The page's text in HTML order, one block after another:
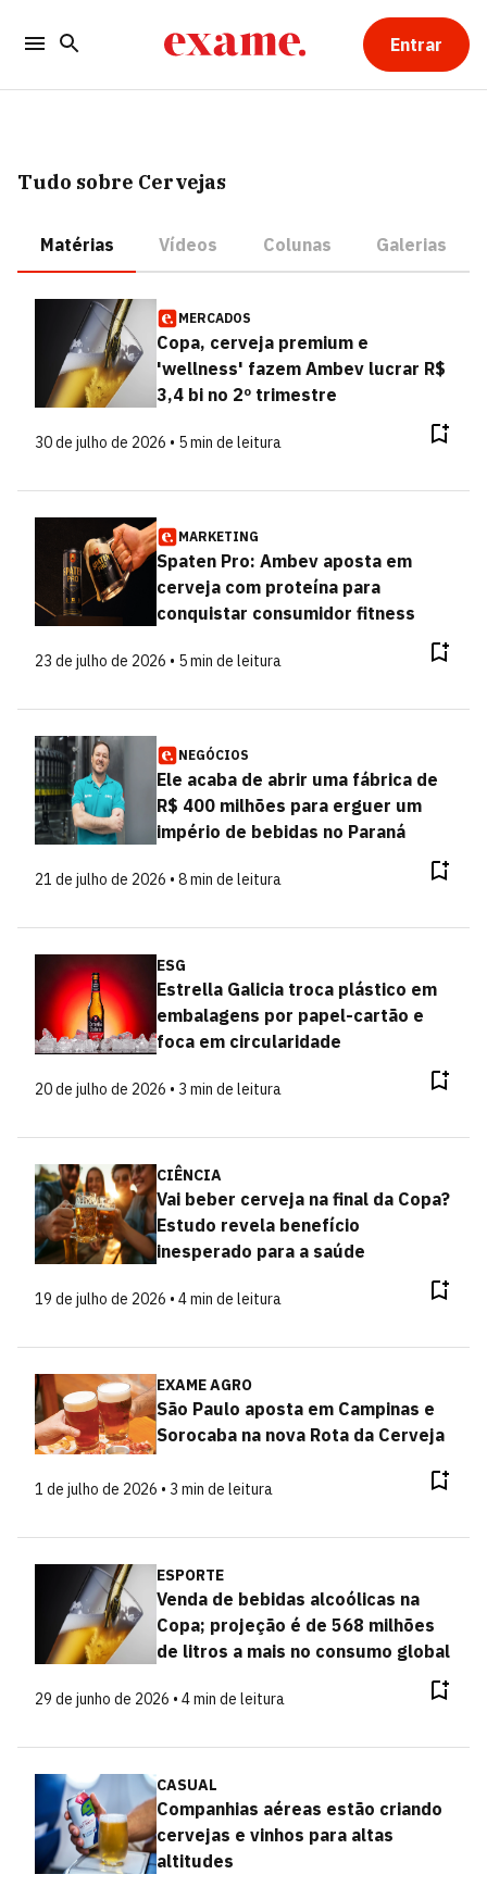
Entrar
Tudo sobre Cervejas
Matérias Vídeos Colunas Galerias
MERCADOS
Copa, cerveja premium e
'wellness' fazem Ambev lucrar R$
3,4 bi no 2º trimestre
30 de julho de 2026 • 5 min de leitura
MARKETING
Spaten Pro: Ambev aposta em
cerveja com proteína para
conquistar consumidor fitness
23 de julho de 2026 • 5 min de leitura
NEGÓCIOS
Ele acaba de abrir uma fábrica de
R$ 400 milhões para erguer um
império de bebidas no Paraná
21 de julho de 2026 • 8 min de leitura
ESG
Estrella Galicia troca plástico em
embalagens por papel-cartão e
foca em circularidade
20 de julho de 2026 • 3 min de leitura
CIÊNCIA
Vai beber cerveja na final da Copa?
Estudo revela benefício
inesperado para a saúde
19 de julho de 2026 • 4 min de leitura
EXAME AGRO
São Paulo aposta em Campinas e
Sorocaba na nova Rota da Cerveja
1 de julho de 2026 • 3 min de leitura
ESPORTE
Venda de bebidas alcoólicas na
Copa; projeção é de 568 milhões
de litros a mais no consumo global
29 de junho de 2026 • 4 min de leitura
CASUAL
Companhias aéreas estão criando
cervejas e vinhos para altas
altitudes